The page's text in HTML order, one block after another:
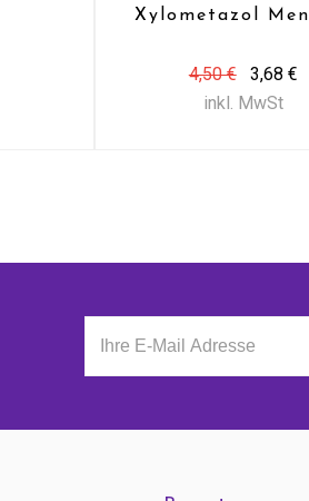
Xylometazol
4,50 €
3,68 €
inkl. MwSt